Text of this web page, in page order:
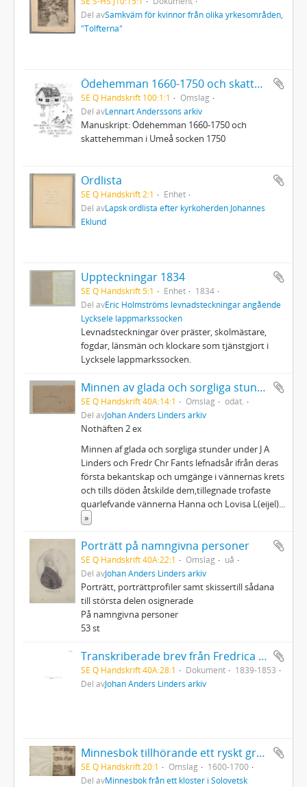
Del avSamkväm för kvinnor från olika yrkesområden,
"Tolfterna"
Ödehemman 1660-1750 och skattehemman i Umeå socken 1750
SE Q Handskrift 100:1:1
Omslag
Del avLennart Anderssons arkiv
Manuskript: Ödehemman 1660-1750 och
skattehemman i Umeå socken 1750
Ordlista
SE Q Handskrift 2:1
Enhet
Del avLapsk ordlista efter kyrkoherden Johannes
Eklund
Uppteckningar 1834
SE Q Handskrift 5:1 Enhet
1834
Del avEric Holmströms levnadsteckningar angående
Lycksele lappmarkssocken
Levnadsteckningar över präster, skolmästare,
fogdar, länsmän och klockare som tjänstgjort i
Lycksele lappmarkssocken.
Minnen av glada och sorgliga stunder
SE Q Handskrift 40A:14:1 Omslag
odat.
Del avJohan Anders Linders arkiv
Nothäften 2 ex
Minnen af glada och sorgliga stunder under J A
Linders och Fredr Chr Fants lefnadsår ifrån deras
första bekantskap och umgänge i vännernas krets
och tills döden åtskilde dem,tillegnade trofaste
quarlefvande vännerna Hanna och Lovisa L(eijel)...
»
Porträtt på namngivna personer
SE Q Handskrift 40A:22:1 Omslag
uå
Del avJohan Anders Linders arkiv
Porträtt, porträttprofiler samt skissertill sådana
till största delen osignerade
På namngivna personer
53 st
Transkriberade brev från Fredrica Göthilda med make
SE Q Handskrift 40A:28:1 Dokument
1839-1853
Del avJohan Anders Linders arkiv
Minnesbok tillhörande ett ryskt grekisk-ortodoxt kloster i Solovetsk
SE Q Handskrift 20:1 Omslag
1600-1700
Del avMinnesbok från ett kloster i Solovetsk